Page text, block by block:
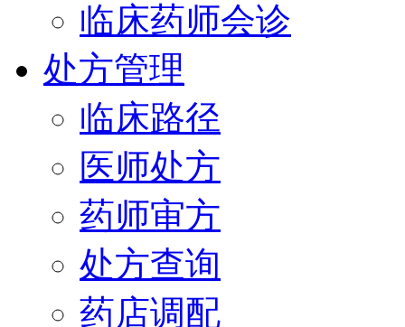
临床药师会诊
处方管理
临床路径
医师处方
药师审方
处方查询
药店调配